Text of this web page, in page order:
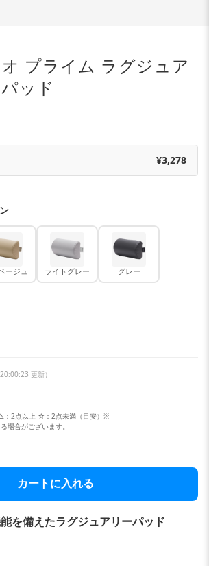
プライム ラグジュア
ッド
¥3,278
ージュ ライトグレー グレー
更新）
2点以上 ☆：2点未満（目安）※
場合がございます。
カートに入れる
を備えたラグジュアリーパッド